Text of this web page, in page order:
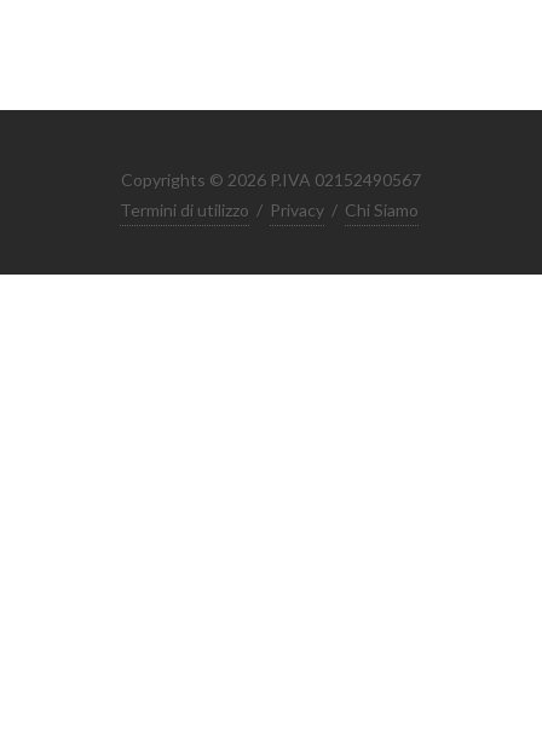
Copyrights © 2026 P.IVA 02152490567
Termini di utilizzo / Privacy / Chi Siamo